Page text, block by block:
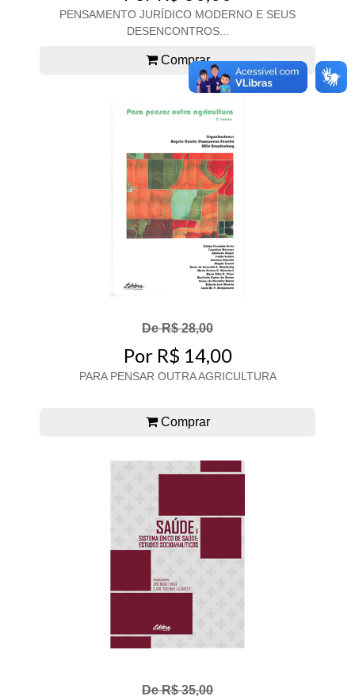
PENSAMENTO JURÍDICO MODERNO E SEUS
DESENCONTROS...
Comprar
De R$ 28,00
Por R$ 14,00
PARA PENSAR OUTRA AGRICULTURA
Comprar
De R$ 35,00